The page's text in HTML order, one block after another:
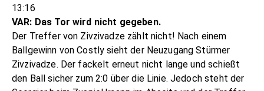
13:16
VAR: Das Tor wird nicht gegeben.
Der Treffer von Zivzivadze zählt nicht! Nach einem
Ballgewinn von Costly sieht der Neuzugang Stürmer
Zivzivadze. Der fackelt erneut nicht lange und schießt
den Ball sicher zum 2:0 über die Linie. Jedoch steht der